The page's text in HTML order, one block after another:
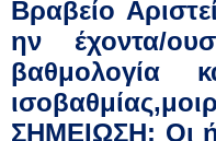
Βραβείο
ην έχοντα/
βαθμολογία
ισοβαθμίας,
ΣΗΜΕΙΩΣΗ: Οι